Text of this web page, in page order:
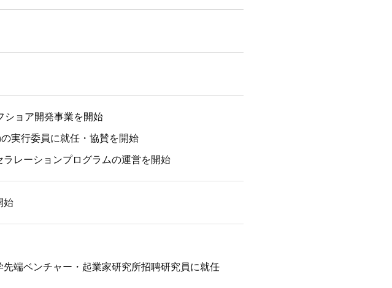
ショア開発事業を開始
実行委員に就任・協賛を開始
レーションプログラムの運営を開始
始
端ベンチャー・起業家研究所招聘研究員に就任